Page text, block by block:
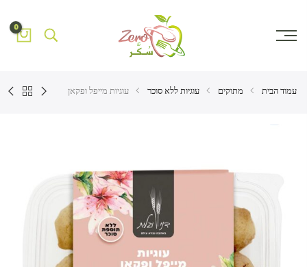
0
עמוד הבית מתוקים עוגיות ללא סוכר עוגיות מייפל ופקאן